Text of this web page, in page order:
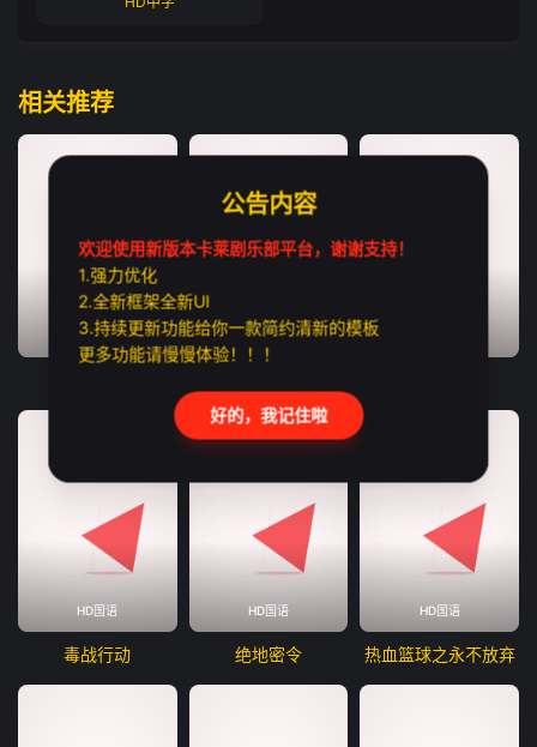
相关推荐
TC国语 HD中字
HD国语
毒战行动
HD国语
绝地密令
HD国语
热血篮球之永不放弃
公告内容
欢迎使用新版本卡莱剧乐部平台，谢谢支持！
1.强力优化
2.全新框架全新UI
3.持续更新功能给你一款简约清新的模板
更多功能请慢慢体验！！！
好的，我记住啦